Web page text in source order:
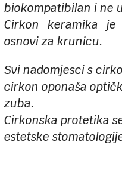
biokompatibilan i ne
Cirkon keramika
osnovi za krunicu.
Svi nadomjesci s
cirkon oponaša
zuba.
Cirkonska protetika
estetske